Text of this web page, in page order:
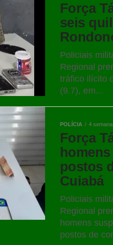
Força
seis
Policiais
Regional
tráfico ilícito
(9.7), em...
POLÍCIA 4
Força
postos
Cuiabá
Policiais
Regional
homens
postos de